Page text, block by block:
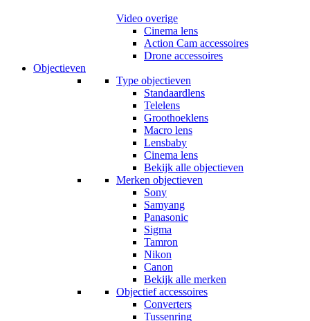
Video overige
Cinema lens
Action Cam accessoires
Drone accessoires
Objectieven
Type objectieven
Standaardlens
Telelens
Groothoeklens
Macro lens
Lensbaby
Cinema lens
Bekijk alle objectieven
Merken objectieven
Sony
Samyang
Panasonic
Sigma
Tamron
Nikon
Canon
Bekijk alle merken
Objectief accessoires
Converters
Tussenring